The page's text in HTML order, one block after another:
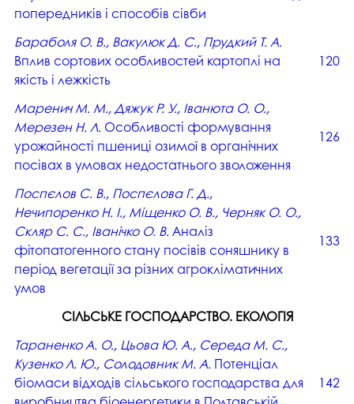
попередників і способів сівби
Бараболя О. В., Вакулюк Д. С., Прудкий Т. А.
Вплив сортових особливостей картоплі на
якість і лежкість
120
Маренич М. М., Дяжук Р. У., Іванюта О. О.,
Мерезен Н. Л. Особливості формування
урожайності пшениці озимої в органічних
посівах в умовах недостатнього зволоження
126
Поспєлов С. В., Поспєлова Г. Д.,
Нечипоренко Н. І., Міщенко О. В., Черняк О. О.,
Скляр С. С., Іванічко О. В. Аналіз
фітопатогенного стану посівів соняшнику в
період вегетації за різних агрокліматичних
умов
133
СІЛЬСЬКЕ ГОСПОДАРСТВО. ЕКОЛОГІЯ
Тараненко А. О., Цьова Ю. А., Середа М. С.,
Кузенко Л. Ю., Солодовник М. A. Потенціал
біомаси відходів сільського господарства для
142